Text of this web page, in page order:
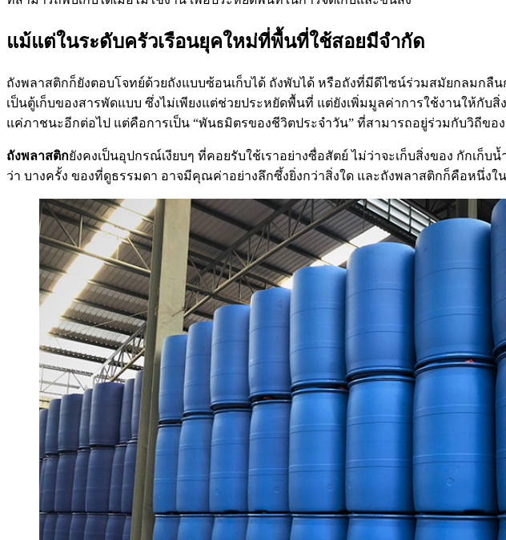
แม้แต่ในระดับครัวเรือนยุคใหม่ที่พื้นที่ใช้สอยมีจำกัด
ถังพลาสติกก็ยังตอบโจทย์ด้วยถังแบบซ้อนเก็บได้ ถังพับได้ หรือถังที่มีดีไซน์ร่วมสมัยกลมกลื
เป็นตู้เก็บของสารพัดแบบ ซึ่งไม่เพียงแต่ช่วยประหยัดพื้นที่ แต่ยังเพิ่มมูลค่าการใช้งานให้กั
แค่ภาชนะอีกต่อไป แต่คือการเป็น “พันธมิตรของชีวิตประจำวัน” ที่สามารถอยู่ร่วมกับวิถีข
ถังพลาสติกยังคงเป็นอุปกรณ์เงียบๆ ที่คอยรับใช้เราอย่างซื่อสัตย์ ไม่ว่าจะเก็บสิ่งของ กัก
ว่า บางครั้ง ของที่ดูธรรมดา อาจมีคุณค่าอย่างลึกซึ้งยิ่งกว่าสิ่งใด และถังพลาสติกก็คือหนึ่